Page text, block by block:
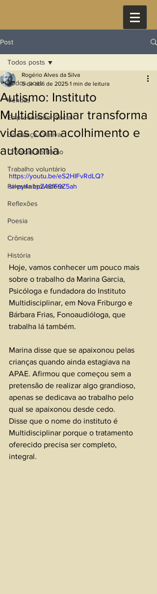
Post
Todos posts
Vendas
Empreendedor Social
Liderança Criativa
Crônicas do Barão
Trabalho voluntário
Palestra Inovadora
Reflexões
Poesia
Crônicas
História
Todos posts
Autismo: Instituto
Multidisciplinar transforma
vidas com acolhimento e
autonomia
Rogério Alves da Silva
5 de abr. de 2025 1 min de leitura
https://youtu.be/eS2HIFvRdLQ?
si=py4nbpZ48fF9Z5ah
Hoje, vamos conhecer um pouco mais
sobre o trabalho da Marina Garcia,
Psicóloga e fundadora do Instituto
Multidisciplinar, em Nova Friburgo e
Bárbara Frias, Fonoaudióloga, que
trabalha lá também.
Marina disse que se apaixonou pelas
crianças quando ainda estagiava na
APAE. Afirmou que começou sem a
pretensão de realizar algo grandioso,
apenas se dedicava ao trabalho pelo
qual se apaixonou desde cedo.
Disse que o nome do instituto é
Multidisciplinar porque o tratamento
oferecido precisa ser completo,
integral.